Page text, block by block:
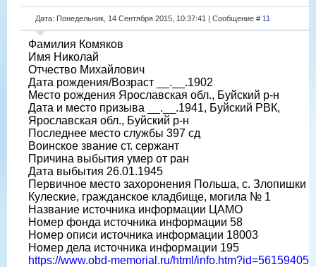
Дата: Понедельник, 14 Сентября 2015, 10:37:41 | Сообщение # 11
Фамилия Комяков
Имя Николай
Отчество Михайлович
Дата рождения/Возраст __.__.1902
Место рождения Ярославская обл., Буйский р-н
Дата и место призыва __.__.1941, Буйский РВК,
Ярославская обл., Буйский р-н
Последнее место службы 397 сд
Воинское звание ст. сержант
Причина выбытия умер от ран
Дата выбытия 26.01.1945
Первичное место захоронения Польша, с. Злопишки
Кулеские, гражданское кладбище, могила № 1
Название источника информации ЦАМО
Номер фонда источника информации 58
Номер описи источника информации 18003
Номер дела источника информации 195
https://www.obd-memorial.ru/html/info.htm?id=56159405